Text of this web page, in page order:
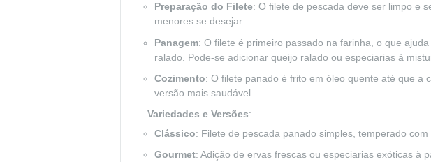
Preparação do Filete: O filete de pescada deve ser limpo e
menores se desejar.
Panagem: O filete é primeiro passado na farinha, o que
ralado. Pode-se adicionar queijo ralado ou especiarias à
Cozimento: O filete panado é frito em óleo quente até que a
versão mais saudável.
Variedades e Versões:
Clássico: Filete de pescada panado simples, temperado
Gourmet: Adição de ervas frescas ou especiarias exóticas à